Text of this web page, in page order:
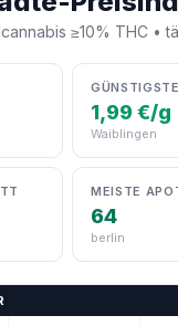
≥10% THC •
1,99 €/g
Waiblingen
MEISTE
64
berlin